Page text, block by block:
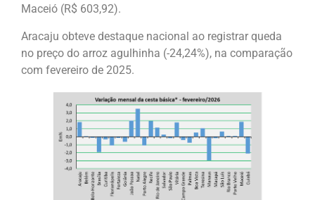
Maceió (R$ 603,92).
Aracaju obteve destaque nacional ao registrar queda
no preço do arroz agulhinha (-24,24%), na comparação
com fevereiro de 2025.